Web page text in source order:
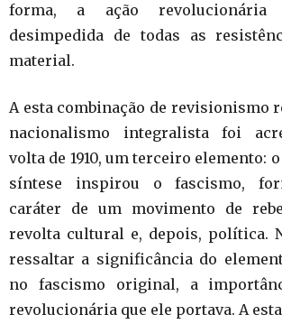
forma, a ação revolucionária
desimpedida de todas as
material.
A esta combinação de revisionismo
nacionalismo integralista foi
volta de 1910, um terceiro elemento:
síntese inspirou o fascismo,
caráter de um movimento de
revolta cultural e, depois, política.
ressaltar a significância do
no fascismo original, a
revolucionária que ele portava. A